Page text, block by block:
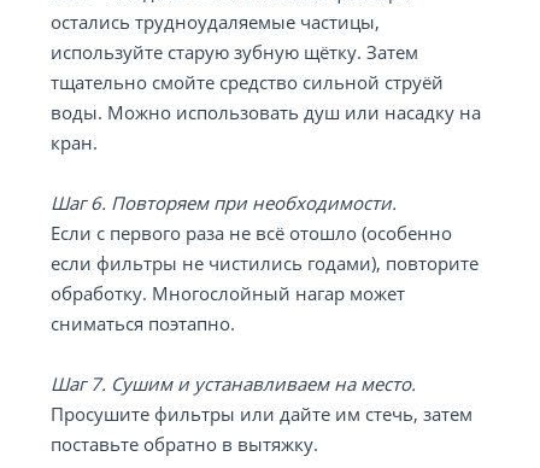
остались трудноудаляемые частицы,
используйте старую зубную щётку. Затем
тщательно смойте средство сильной струёй
воды. Можно использовать душ или насадку на
кран.
Шаг 6. Повторяем при необходимости.
Если с первого раза не всё отошло (особенно
если фильтры не чистились годами), повторите
обработку. Многослойный нагар может
сниматься поэтапно.
Шаг 7. Сушим и устанавливаем на место.
Просушите фильтры или дайте им стечь, затем
поставьте обратно в вытяжку.